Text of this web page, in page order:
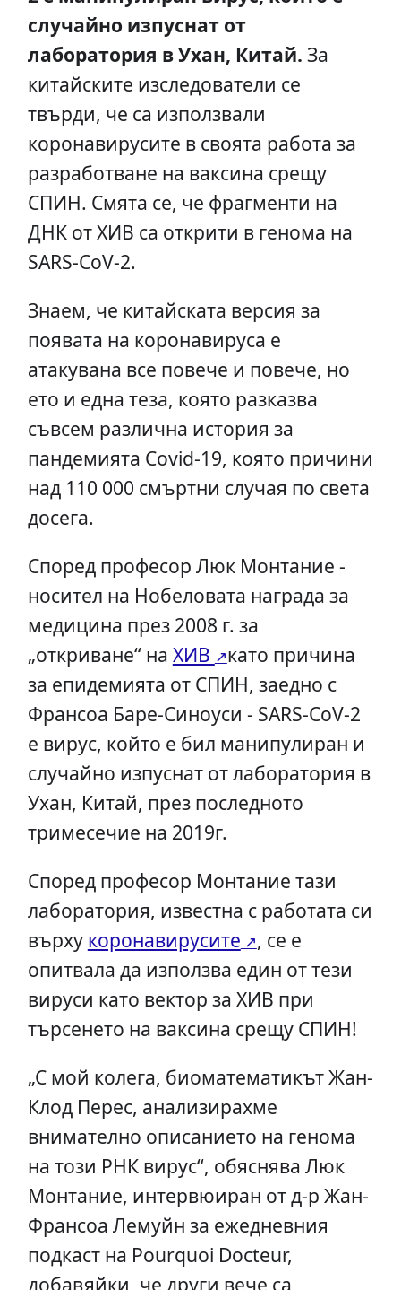
случайно изпуснат от
лаборатория в Ухан, Китай. За
китайските изследователи се
твърди, че са използвали
коронавирусите в своята работа за
разработване на ваксина срещу
СПИН. Смята се, че фрагменти на
ДНК от ХИВ са открити в генома на
SARS-CoV-2.
Знаем, че китайската версия за
появата на коронавируса е
атакувана все повече и повече, но
ето и една теза, която разказва
съвсем различна история за
пандемията Covid-19, която причини
над 110 000 смъртни случая по света
досега.
Според професор Люк Монтание -
носител на Нобеловата награда за
медицина през 2008 г. за
„откриване“ на ХИВ
като причина
за епидемията от СПИН, заедно с
Франсоа Баре-Синоуси - SARS-CoV-2
е вирус, който е бил манипулиран и
случайно изпуснат от лаборатория в
Ухан, Китай, през последното
тримесечие на 2019г.
Според професор Монтание тази
лаборатория, известна с работата си
върху коронавирусите
, се е
опитвала да използва един от тези
вируси като вектор за ХИВ при
търсенето на ваксина срещу СПИН!
„С мой колега, биоматематикът Жан-
Клод Перес, анализирахме
внимателно описанието на генома
на този РНК вирус“, обяснява Люк
Монтание, интервюиран от д-р Жан-
Франсоа Лемуйн за ежедневния
подкаст на Pourquoi Docteur,
добавяйки, че други вече са